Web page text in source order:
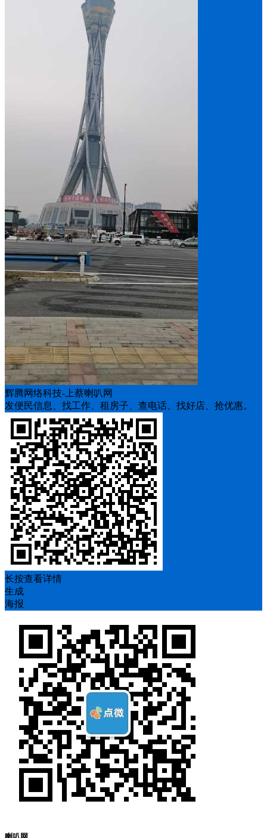
辉腾网络科技-上蔡喇叭网
发便民信息、找工作、租房子、查电话、找好店、抢优惠。
长按查看详情
生成
海报